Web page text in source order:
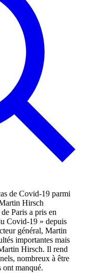
Paris a pris en
Covid-19 » depuis
général, Martin
importantes mais
Hirsch. Il rend
nombreux à être
ont manqué.